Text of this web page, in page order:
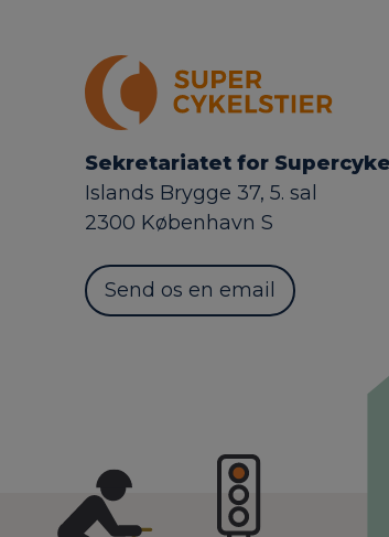
Sekretariatet for
Islands Brygge 37, 5. sal
2300 København S
Send os en email